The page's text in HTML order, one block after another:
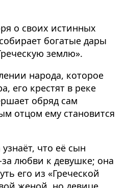
о своих истинных
богатые дары
землю».
народа, которое
его крестят в реке
обряд сам
отцом ему становится
что её сын
любви к девушке; она
его из «Греческой